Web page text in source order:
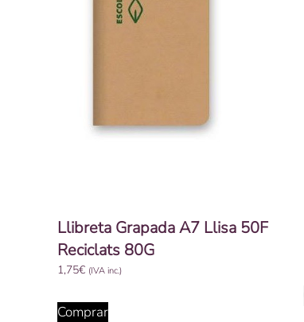
Llibreta Grapada A7 Llisa 50F
Reciclats 80G
1,75€ (IVA inc.)
Comprar